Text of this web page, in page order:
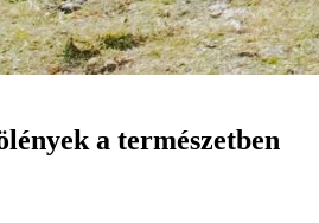
a természetben